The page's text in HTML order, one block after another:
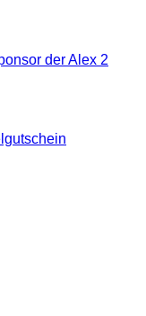
der Alex 2